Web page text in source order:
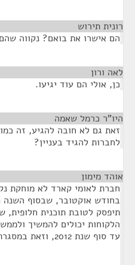
רונית תירוש
הם אישרו את בואם? נקווה
לאה ורון
כן, אולי הם עוד יגיעו.
היו"ר כרמל שאמה
זאת גם לא חובה להגיע, זה
לחברות להגיד בעניין?
אוהד מימון
חברת לאומי קארד לא מוחקת
בחודש אוקטובר, שבסוף השנה
תיפסק לטובת תוכנית
הלקוחות יכולים להמשיך
עד סוף שנת 2012, וזאת במסגרת מבצעים שהחברה תערוך.